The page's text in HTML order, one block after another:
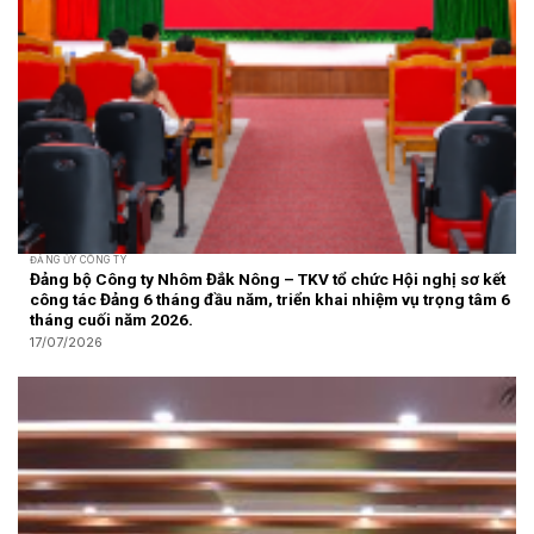
ĐẢNG ỦY CÔNG TY
Đảng bộ Công ty Nhôm Đắk Nông – TKV tổ chức Hội nghị sơ kết
công tác Đảng 6 tháng đầu năm, triển khai nhiệm vụ trọng tâm 6
tháng cuối năm 2026.
17/07/2026